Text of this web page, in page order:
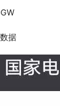
据